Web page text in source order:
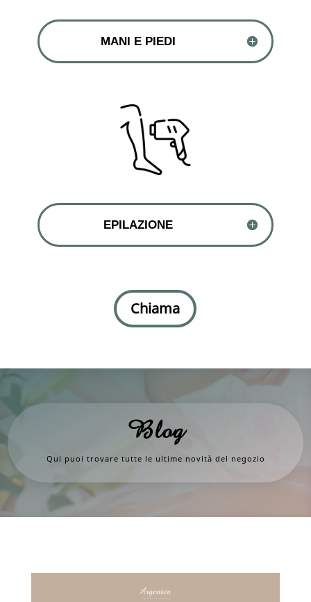
MANI E PIEDI
EPILAZIONE
Chiama
Blog
Qui puoi trovare tutte le ultime novità del negozio